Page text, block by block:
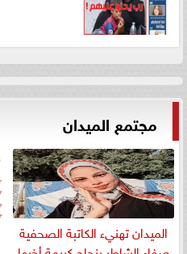
مجتمع الميدان
الميدان تهنيء الكاتبة الصحفية